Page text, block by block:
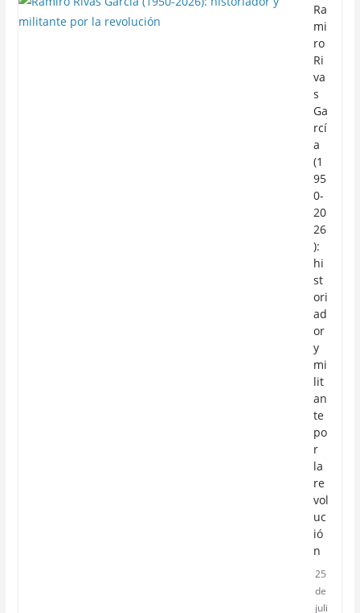
Ra
mi
ro
Ri
va
s
Ga
rcí
a
(1
95
0-
20
26
):
hi
st
ori
ad
or
y
mi
lit
an
te
po
r
la
re
vol
uc
ió
n
25
de
juli